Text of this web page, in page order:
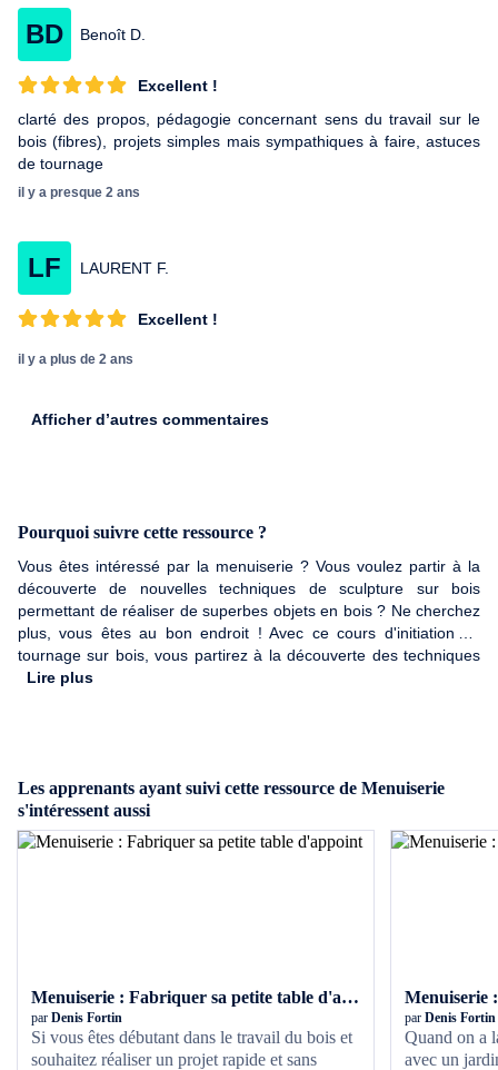
BD Benoît D.
Excellent !
clarté des propos, pédagogie concernant sens du travail sur le
bois (fibres), projets simples mais sympathiques à faire, astuces
de tournage
il y a presque 2 ans
LF LAURENT F.
Excellent !
il y a plus de 2 ans
Afficher d’autres commentaires
Pourquoi suivre cette ressource ?
Vous êtes intéressé par la menuiserie ? Vous voulez partir à la
découverte de nouvelles techniques de sculpture sur bois
permettant de réaliser de superbes objets en bois ? Ne cherchez
plus, vous êtes au bon endroit ! Avec ce cours d'initiation au
tournage sur bois, vous partirez à la découverte des techniques
de tournage utilisées en sculpture sur bois par les tourneurs afin
Lire plus
Les apprenants ayant suivi cette ressource de Menuiserie
s'intéressent aussi
Menuiserie : Fabriquer sa petite table d'appoint
par Denis Fortin
Si vous êtes débutant dans le travail du bois et
souhaitez réaliser un projet rapide et sans
par Denis Fortin
Quand on a
avec un